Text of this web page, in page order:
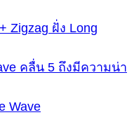
Zigzag ฝั่ง Long
คลื่น 5 ถึงมีความน่า
Wave